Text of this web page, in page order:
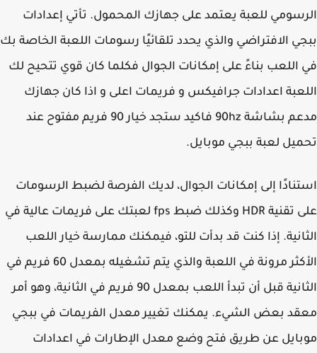
للعبة يعتمد على جهازك المحمول. تأتي إعدادات
الافتراضي والذي يحدد تلقائيًا رسومات اللعبة الخاصة بك
اللعب بناءً على إمكانات الجوال فكلما كان قوي تتحيح لك
اعدادات جرافيكس و فريمات اعلى و اذا كان جهازك
مدعم بشاشة 90hz فاكيد ستجد خيار 90 فريم مفتوح عند
لعبة ببجي موبايل.
إلى إمكانات الجوال، لديك الفرصة لضبط الرسومات
على تقنية HDR وكذلك ضبط fps لعبتك على فريمات عالية في
إذا كنت قد بدأت للتو، فيمكنك ممارسة خيار اللعب
الأكثر مرونة في اللعبة والذي يتم تشغيله بمعدل 60 فريم في
الثانية قبل أن تبدأ اللعب بمعدل 90 فريم في الثانية، وهو أمر
بعض الشيء. يمكنك تغيير معدل الفريمات في ببجي
عن طريق فتح وضع معدل الإطارات في اعدادات